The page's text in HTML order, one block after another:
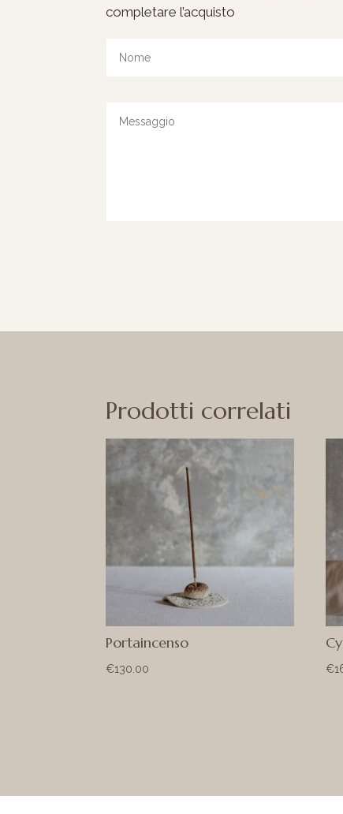
completare l’acquisto
Prodotti correlati
Portaincenso
€130.00 €